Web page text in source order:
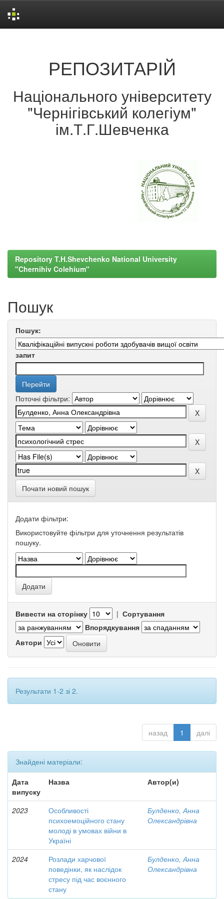
РЕПОЗИТАРІЙ
Національного університету
"Чернігівський колегіум"
ім.Т.Г.Шевченка
Repository T.H.Shevchenko National University
"Chernihiv Colehium"
Пошук
Пошук:
запит
Поточні фільтри:
Почати новий пошук
Додати фільтри:
Використовуйте фільтри для уточнення результатів
пошуку.
Вивести на сторінку | Сортування
Впорядкування
Автори
Результати 1-2 зі 2.
назад 1 далі
Знайдені матеріали:
Дата
випуску
Назва Автор(и)
2023
Особливості
психоемоційного стану
молоді в умовах війни в
Україні
Булденко, Анна
Олександрівна
2024
Розлади харчової
поведінки, як наслідок
стресу під час воєнного
стану
Булденко, Анна
Олександрівна